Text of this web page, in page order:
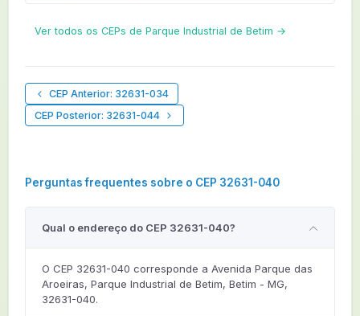
Ver todos os CEPs de Parque Industrial de Betim →
CEP Anterior: 32631-034
CEP Posterior: 32631-044
Perguntas frequentes sobre o CEP 32631-040
Qual o endereço do CEP 32631-040?
O CEP 32631-040 corresponde a Avenida Parque das
Aroeiras, Parque Industrial de Betim, Betim - MG,
32631-040.